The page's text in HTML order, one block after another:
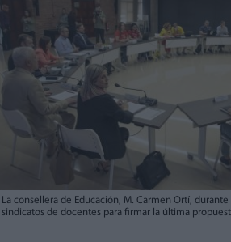
La consellera de Educación, M. Carmen Ortí,
sindicatos de docentes para firmar la última